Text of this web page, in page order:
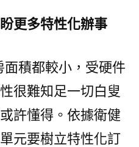
更多特性化辦事
面積都較小，受硬件
很難知足一切白叟
許懂得。依據衛健
元要樹立特性化訂